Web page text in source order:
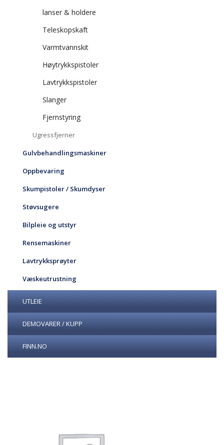
lanser & holdere
Teleskopskaft
Varmtvannskit
Høytrykkspistoler
Lavtrykkspistoler
Slanger
Fjernstyring
Ugressfjerner
Gulvbehandlingsmaskiner
Oppbevaring
Skumpistoler / Skumdyser
Støvsugere
Bilpleie og utstyr
Rensemaskiner
Lavtrykksprøyter
Væskeutrustning
UTLEIE
DEMOVARER / KUPP
FINN.NO